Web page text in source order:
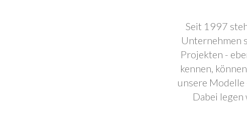
Seit 1997
Unternehmen
Projekten -
kennen,
unsere
Dabei